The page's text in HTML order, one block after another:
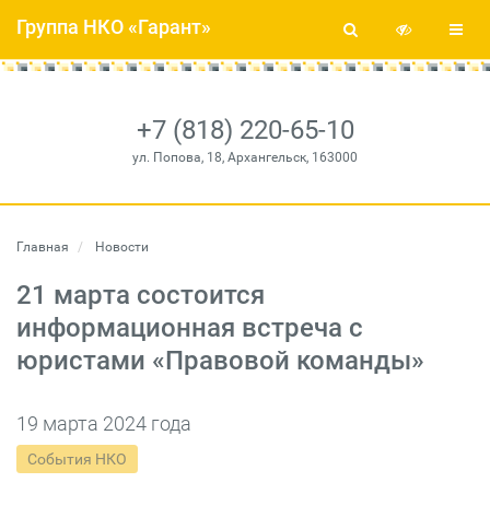
+7 (818) 220-65-10
ул. Попова, 18, Архангельск, 163000
Группа НКО «Гарант»
Главная Новости
21 марта состоится
информационная встреча с
юристами «Правовой команды»
19 марта 2024 года
События НКО